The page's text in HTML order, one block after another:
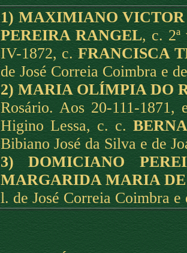
1) MAXIMIANO
PEREIRA RANGEL, c. 2ª
IV-1872, c.FRANCISCA
de José Correia Coimbra e
2) MARIA OLÍMPIA DO
Rosário. Aos 20-111-1871,
Higino Lessa, c. c.
Bibiano José da Silva e de
3) DOMICIANO
MARGARIDA MARIA DE
l. de José Correia Coimbra e